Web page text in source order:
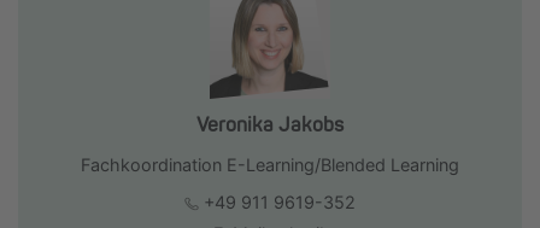
Veronika Jakobs
Fachkoordination E-Learning/Blended Learning
+49 911 9619-352